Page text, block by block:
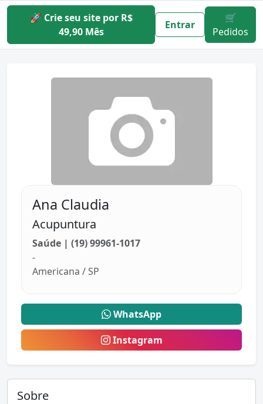
🚀 Crie seu site por R$
49,90 Mês
Entrar
🛒
Pedidos
Ana Claudia
Acupuntura
Saúde | (19) 99961-1017
-
Americana / SP
WhatsApp
Instagram
Sobre